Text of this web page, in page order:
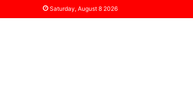
Saturday, August 8 2026